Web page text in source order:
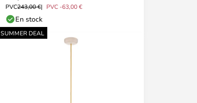
PVC243,00 € PVC -63,00 €
En stock
SUMMER DEAL